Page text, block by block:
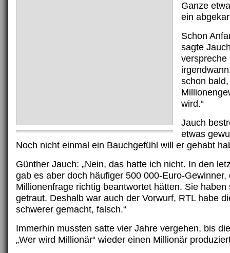
Ganze
ein
Schon
sagte
verspreche
schon
wird.“
Jauch
etwas
Noch nicht einmal ein Bauchgefühl will er gehabt
Günther Jauch: „Nein, das hatte ich nicht. In den
gab es aber doch häufiger 500 000-Euro-Gewinner,
Millionenfrage richtig beantwortet hätten. Sie haben
getraut. Deshalb war auch der Vorwurf, RTL habe
schwerer gemacht, falsch.“
Immerhin mussten satte vier Jahre vergehen, bis
„Wer wird Millionär“ wieder einen Millionär